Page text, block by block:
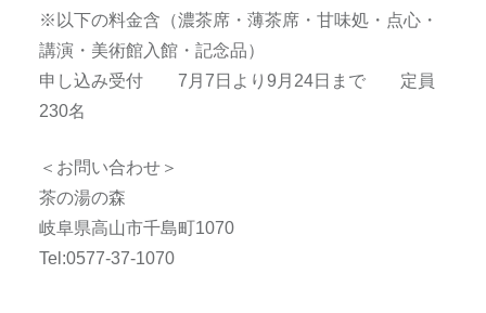
※以下の料金含（濃茶席・薄茶席・甘味処・点心・
講演・美術館入館・記念品）
申し込み受付 7月7日より9月24日まで 定員
230名
＜お問い合わせ＞
茶の湯の森
岐阜県高山市千島町1070
Tel:0577-37-1070